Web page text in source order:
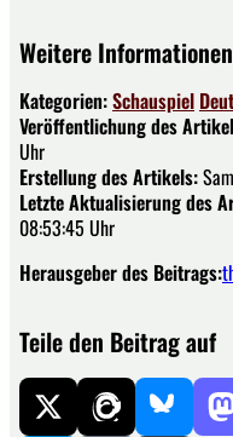
Weitere
Kategorien:Schauspiel
Veröffentlichung des
Uhr
Erstellung des Artikels:
Letzte Aktualisierung des
08:53:45 Uhr
Herausgeber des Beitrags:
Teile den Beitrag auf